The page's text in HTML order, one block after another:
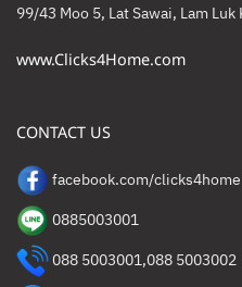
99/43 Moo 5, Lat Sawai, Lam
www.Clicks4Home.com
CONTACT US
facebook.com/clicks4home
0885003001
088 5003001,088 5003002